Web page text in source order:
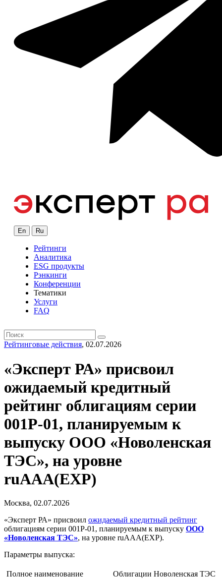
En Ru
Рейтинги
Аналитика
ESG продукты
Рэнкинги
Конференции
Тематики
Услуги
FAQ
Рейтинговые действия, 02.07.2026
«Эксперт РА» присвоил
ожидаемый кредитный
рейтинг облигациям серии
001P-01, планируемым к
выпуску ООО «Новоленская
ТЭС», на уровне
ruAAA(EXP)
Москва, 02.07.2026
«Эксперт РА» присвоил ожидаемый кредитный рейтинг
облигациям серии 001P-01, планируемым к выпуску ООО
«Новоленская ТЭС», на уровне ruAAA(EXP).
Параметры выпуска:
Полное наименование
Облигации Новоленская ТЭС